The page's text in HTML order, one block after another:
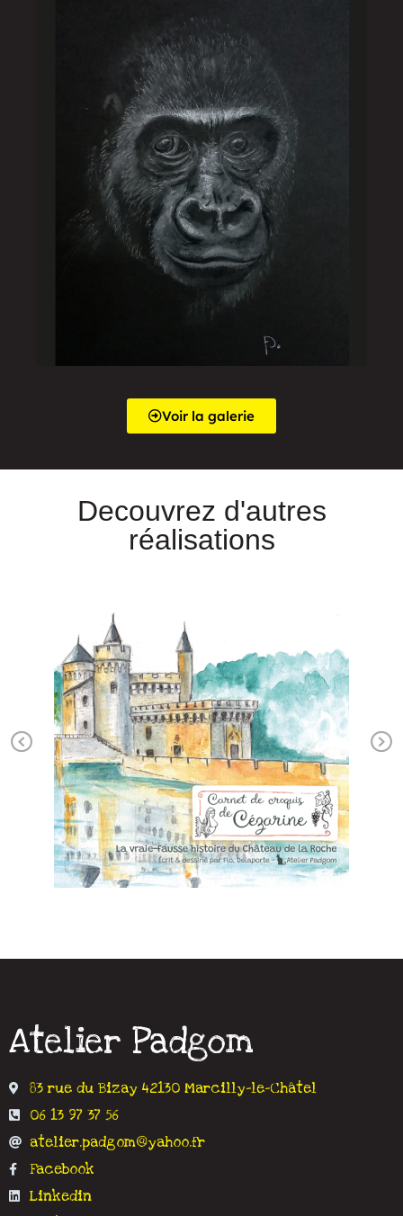
Voir la galerie
Decouvrez d'autres
réalisations
Previous
Atelier Padgom
83 rue du Bizay 42130 Marcilly-le-Châtel
06 13 97 37 56
atelier.padgom@yahoo.fr
Facebook
Linkedin